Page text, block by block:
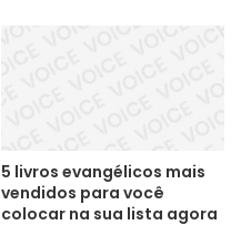
5 livros evangélicos mais
vendidos para você
colocar na sua lista agora